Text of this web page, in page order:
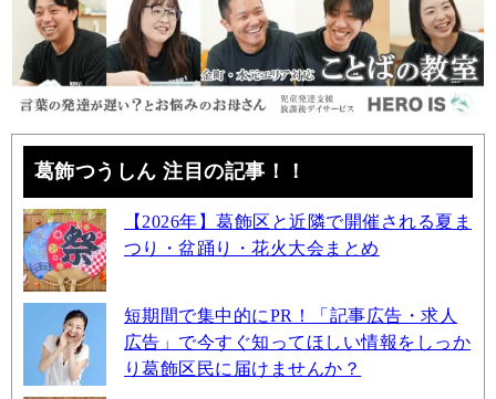
葛飾つうしん 注目の記事！！
【2026年】葛飾区と近隣で開催される夏ま
つり・盆踊り・花火大会まとめ
短期間で集中的にPR！「記事広告・求人
広告」で今すぐ知ってほしい情報をしっか
り葛飾区民に届けませんか？